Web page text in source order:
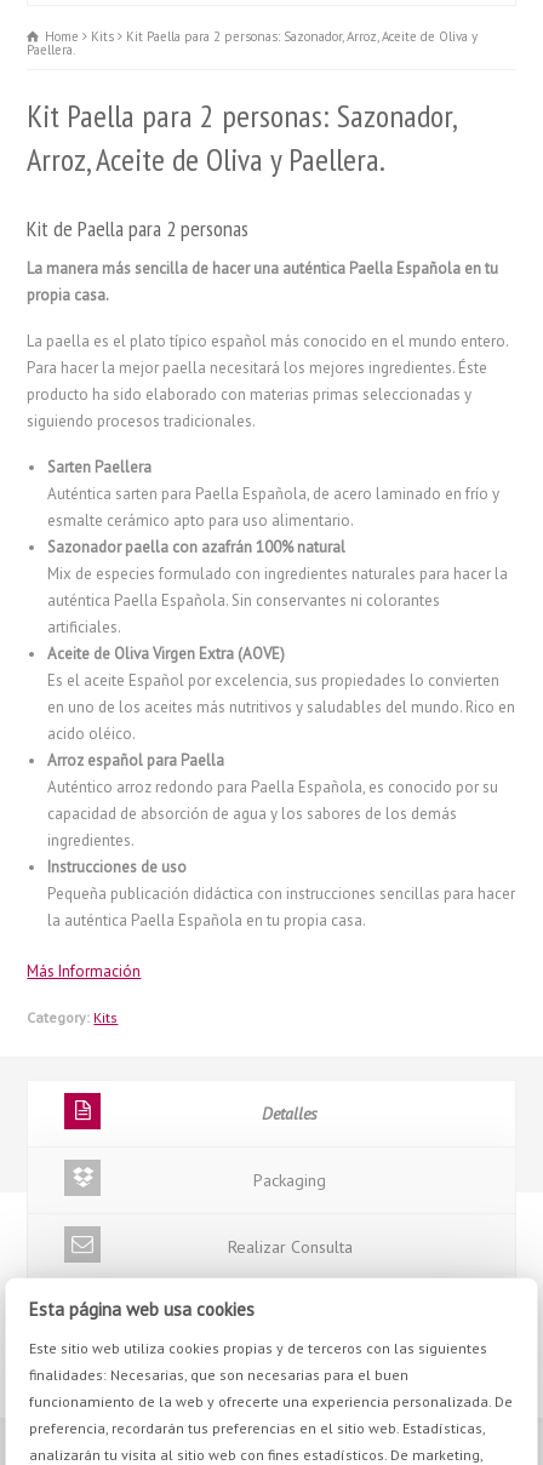
Esta página web usa cookies
Este sitio web utiliza cookies propias y de terceros con las siguientes
finalidades: Necesarias, que son necesarias para el buen
funcionamiento de la web y ofrecerte una experiencia personalizada. De
preferencia, recordarán tus preferencias en el sitio web. Estadísticas,
analizarán tu visita al sitio web con fines estadísticos. De marketing,
Home Kits Kit Paella para 2 personas: Sazonador, Arroz, Aceite de Oliva y
Paellera.
Kit Paella para 2 personas: Sazonador,
Arroz, Aceite de Oliva y Paellera.
Kit de Paella para 2 personas
La manera más sencilla de hacer una auténtica Paella Española en tu
propia casa.
La paella es el plato típico español más conocido en el mundo entero.
Para hacer la mejor paella necesitará los mejores ingredientes. Éste
producto ha sido elaborado con materias primas seleccionadas y
siguiendo procesos tradicionales.
Sarten Paellera
Auténtica sarten para Paella Española, de acero laminado en frío y
esmalte cerámico apto para uso alimentario.
Sazonador paella con azafrán 100% natural
Mix de especies formulado con ingredientes naturales para hacer la
auténtica Paella Española. Sin conservantes ni colorantes
artificiales.
Aceite de Oliva Virgen Extra (AOVE)
Es el aceite Español por excelencia, sus propiedades lo convierten
en uno de los aceites más nutritivos y saludables del mundo. Rico en
acido oléico.
Arroz español para Paella
Auténtico arroz redondo para Paella Española, es conocido por su
capacidad de absorción de agua y los sabores de los demás
ingredientes.
Instrucciones de uso
Pequeña publicación didáctica con instrucciones sencillas para hacer
la auténtica Paella Española en tu propia casa.
Más Información
Category: Kits
Detalles
Packaging
Realizar Consulta